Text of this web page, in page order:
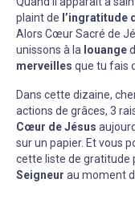
plaint de l’ingratitude
Alors Cœur Sacré de
unissons à la louange
merveilles que tu fais
Dans cette dizaine,
actions de grâces, 3
Cœur de Jésus
sur un papier. Et vous
cette liste de gratitude
Seigneur au moment